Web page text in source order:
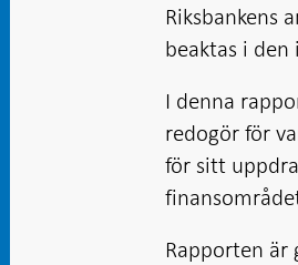
Riksbankens
beaktas i
I denna
redogör för
för sitt
Rapporten är